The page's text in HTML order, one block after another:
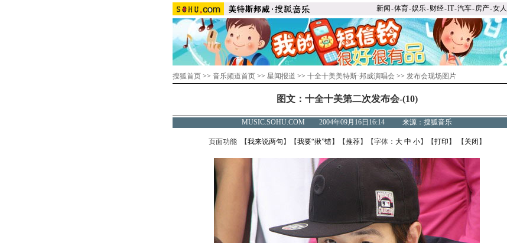
新闻-体育-娱乐-财经-IT-汽车-房产-女人
搜狐首页 >> 音乐频道首页 >> 星闻报道 >> 十全十美美特斯·邦威演唱会 >> 发布会现场图片
图文：十全十美第二次发布会-(10)
MUSIC.SOHU.COM 2004年09月16日16:14 来源：搜狐音乐
页面功能 【我来说两句 】【我要“揪”错】【推荐】【字体： 大 中 小】【打印 】 【 关闭 】